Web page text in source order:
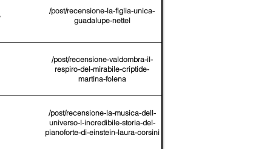
/post/recensione-la-figlia-unica-
guadalupe-nettel
/post/recensione-valdombra-il-
respiro-del-mirabile-criptide-
martina-folena
/post/recensione-la-musica-dell-
universo-l-incredibile-storia-del-
pianoforte-di-einstein-laura-corsini